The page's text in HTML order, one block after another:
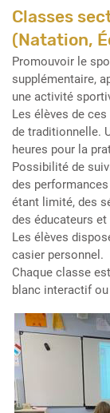
Classes
(Natation,
Promouvoir le
supplémentaire,
une activité
Les élèves de
de traditionnelle.
heures pour la
Possibilité de
des
étant limité, des
des éducateurs
Les élèves
casier personnel.
Chaque classe
blanc interactif ou